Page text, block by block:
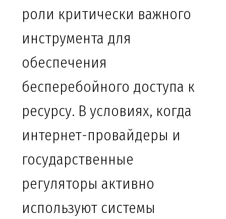
роли критически важного
инструмента для
обеспечения
бесперебойного доступа к
ресурсу. В условиях, когда
интернет-провайдеры и
государственные
регуляторы активно
используют системы